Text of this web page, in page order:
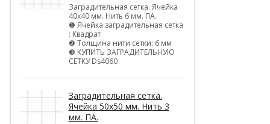
Заградительная сетка. Ячейка
40х40 мм. Нить 6 мм. ПА.
❶ Ячейка заградительная сетка
: Квадрат
❷ Толщина нити сетки: 6 мм
❸ КУПИТЬ ЗАГРАДИТЕЛЬНУЮ
СЕТКУ Ds4060
Заградительная сетка.
Ячейка 50х50 мм. Нить 3
мм. ПА.